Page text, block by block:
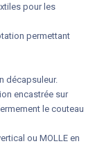
pour les
permettant
décapsuleur.
encastrée sur
le couteau
ou MOLLE en